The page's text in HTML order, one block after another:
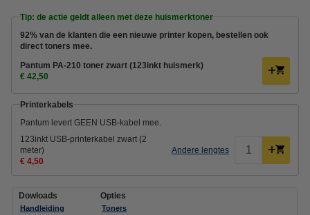
Tip: de actie geldt alleen met deze huismerktoner
92% van de klanten die een nieuwe printer kopen, bestellen ook
direct toners mee.
Pantum PA-210 toner zwart (123inkt huismerk)
€ 42,50
Printerkabels
Pantum levert GEEN USB-kabel mee.
123inkt USB-printerkabel zwart (2
meter)
€ 4,50
Andere lengtes
Dowloads
Handleiding
Opties
Toners